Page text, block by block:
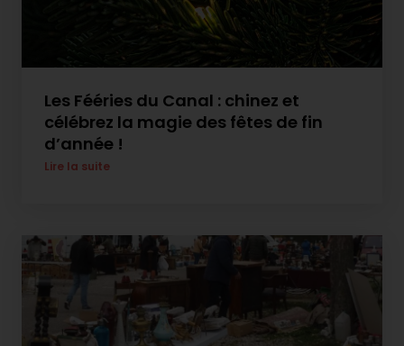
Les Fééries du Canal : chinez et
célébrez la magie des fêtes de fin
d’année !
Lire la suite